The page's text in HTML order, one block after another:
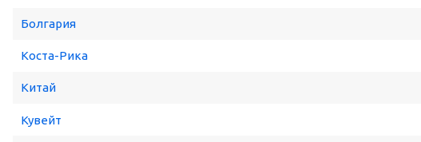
Болгария
Коста-Рика
Китай
Кувейт